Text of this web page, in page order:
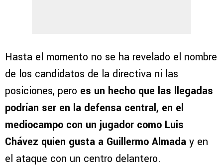
Hasta el momento no se ha revelado el nombre
de los candidatos de la directiva ni las
posiciones, pero es un hecho que las llegadas
podrían ser en la defensa central, en el
mediocampo con un jugador como Luis
Chávez quien gusta a Guillermo Almada y en
el ataque con un centro delantero.